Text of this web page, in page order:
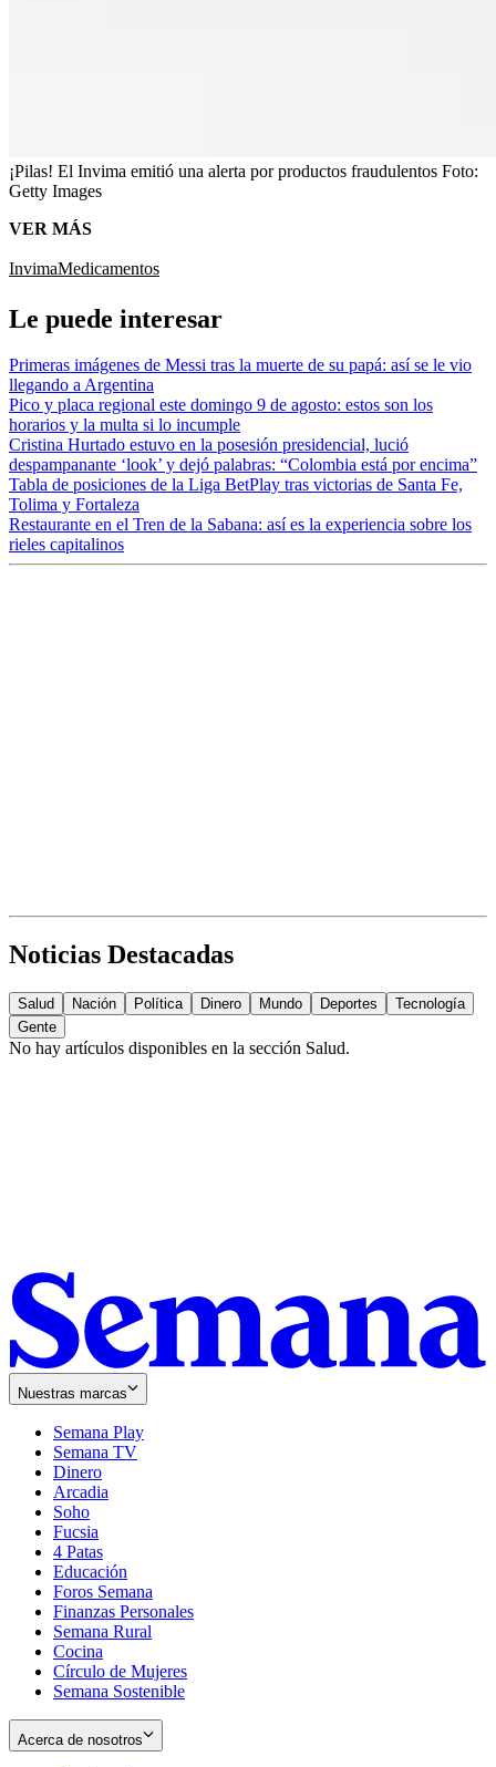
¡Pilas! El Invima emitió una alerta por productos fraudulentos Foto:
Getty Images
VER MÁS
InvimaMedicamentos
Le puede interesar
Primeras imágenes de Messi tras la muerte de su papá: así se le vio
llegando a Argentina
Pico y placa regional este domingo 9 de agosto: estos son los
horarios y la multa si lo incumple
Cristina Hurtado estuvo en la posesión presidencial, lució
despampanante ‘look’ y dejó palabras: “Colombia está por encima”
Tabla de posiciones de la Liga BetPlay tras victorias de Santa Fe,
Tolima y Fortaleza
Restaurante en el Tren de la Sabana: así es la experiencia sobre los
rieles capitalinos
Noticias Destacadas
Salud Nación Política Dinero Mundo Deportes
Tecnología
Gente
No hay artículos disponibles en la sección Salud.
Nuestras marcas
Semana Play
Semana TV
Dinero
Arcadia
Soho
in
new
window
Fucsia
in
new
window
4 Patas
Educación
Foros Semana
Finanzas Personales
Semana Rural
Cocina
Círculo de Mujeres
Semana Sostenible
Acerca de nosotros